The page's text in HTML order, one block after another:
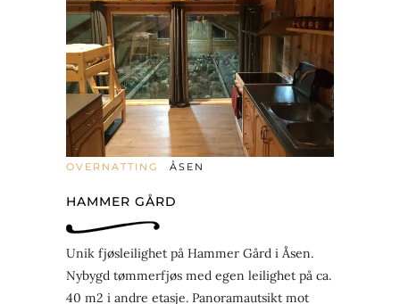
OVERNATTING ÅSEN
HAMMER GÅRD
Unik fjøsleilighet på Hammer Gård i Åsen.
Nybygd tømmerfjøs med egen leilighet på ca.
40 m2 i andre etasje. Panoramautsikt mot